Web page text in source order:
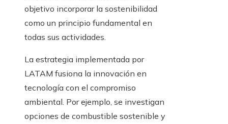
objetivo incorporar la sostenibilidad
como un principio fundamental en
todas sus actividades.
La estrategia implementada por
LATAM fusiona la innovación en
tecnología con el compromiso
ambiental. Por ejemplo, se investigan
opciones de combustible sostenible y